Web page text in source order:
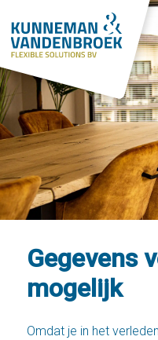
Gegevens
mogelijk
Omdat je in het